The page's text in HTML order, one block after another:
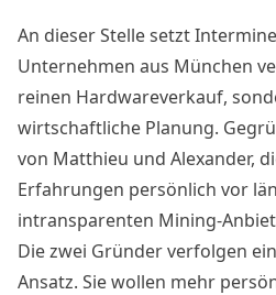
An dieser Stelle setzt
Unternehmen aus München
reinen Hardwareverkauf,
wirtschaftliche Planung.
von Matthieu und Alexander,
Erfahrungen persönlich vor
intransparenten Mining-
Die zwei Gründer verfolgen
Ansatz. Sie wollen mehr